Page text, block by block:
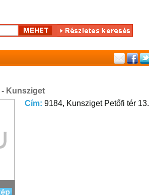
- Kunsziget
Cím: 9184, Kunsziget Petőfi tér 13.